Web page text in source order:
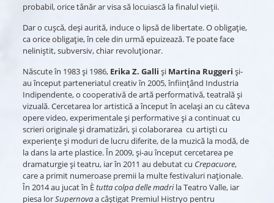
probabil, orice tânăr ar visa să locuiască la finalul vieții.
Dar o cușcă, deși aurită, induce o lipsă de libertate. O obligație,
ca orice obligație, în cele din urmă epuizează. Te poate face
neliniștit, subversiv, chiar revoluționar.
Născute în 1983 și 1986, Erika Z. Galli și Martina Ruggeri și-
au început parteneriatul creativ în 2005, înființând Industria
Indipendente, o cooperativă de artă performativă, teatrală și
vizuală. Cercetarea lor artistică a început în același an cu câteva
opere video, experimentale și performative și a continuat cu
scrieri originale și dramatizări, și colaborarea cu artiști cu
experiențe și moduri de lucru diferite, de la muzică la modă, de
la dans la arte plastice. În 2009, și-au început cercetarea pe
dramaturgie și teatru, iar în 2011 au debutat cu Crepacuore,
care a primit numeroase premii la multe festivaluri naționale.
În 2014 au jucat în Ètutta colpa delle madrila Teatro Valle, iar
piesa lorSupernovaa câștigat Premiul Histryo pentru